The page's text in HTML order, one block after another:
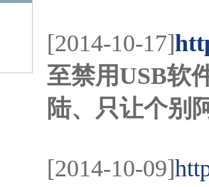
[2014-10-17]
至禁用USB软
陆、只让个别
[2014-10-09]